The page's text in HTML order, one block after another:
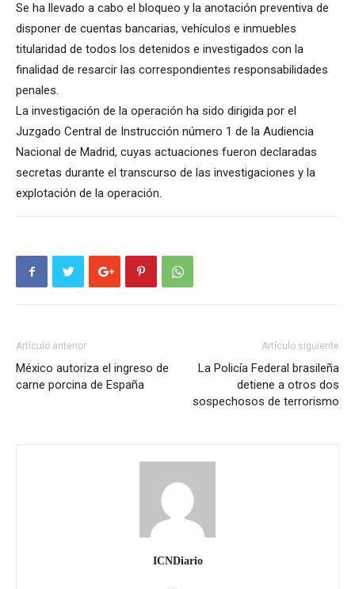
Se ha llevado a cabo el bloqueo y la anotación preventiva de
disponer de cuentas bancarias, vehículos e inmuebles
titularidad de todos los detenidos e investigados con la
finalidad de resarcir las correspondientes responsabilidades
penales.
La investigación de la operación ha sido dirigida por el
Juzgado Central de Instrucción número 1 de la Audiencia
Nacional de Madrid, cuyas actuaciones fueron declaradas
secretas durante el transcurso de las investigaciones y la
explotación de la operación.
Artículo anterior
México autoriza el ingreso de
carne porcina de España
Artículo siguiente
La Policía Federal brasileña
detiene a otros dos
sospechosos de terrorismo
ICNDiario